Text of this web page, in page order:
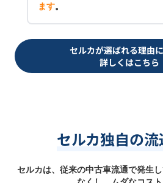
ます。
セルカが選ばれる理由
詳しくはこちら
セルカ独自の
セルカは、従来の中古車流通で発生